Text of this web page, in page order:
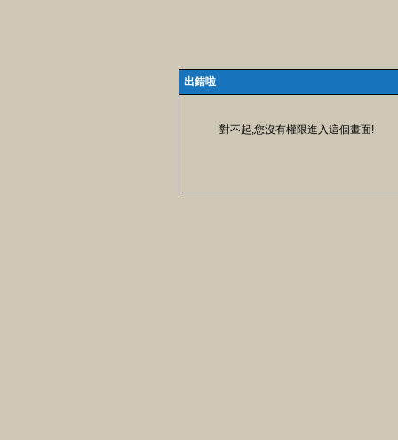
出錯啦
對不起,您沒有權限進入這個畫面!